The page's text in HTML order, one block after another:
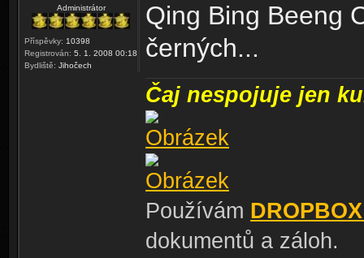
Administrátor
Příspěvky: 10398
Registrován: 5. 1. 2008 00:18
Bydliště: Jihočech
Qing Bing Beeng
černých...
Čaj nespojuje jen
Používám
dokumentů a záloh.